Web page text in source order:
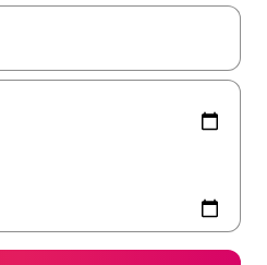
下の矢印キーを使って移動するか